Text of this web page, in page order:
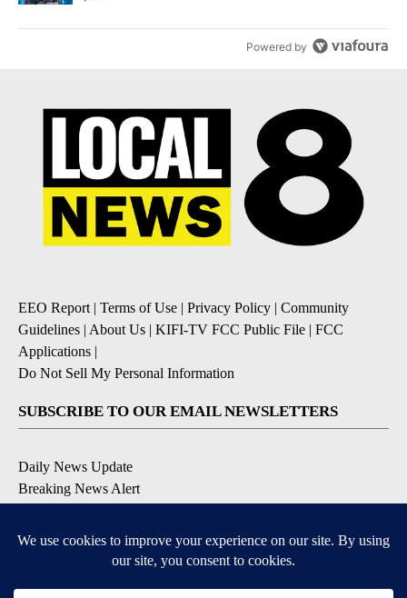
Powered by
EEO Report | Terms of Use | Privacy Policy | Community
Guidelines | About Us | KIFI-TV FCC Public File | FCC
Applications |
Do Not Sell My Personal Information
SUBSCRIBE TO OUR EMAIL NEWSLETTERS
Daily News Update
Breaking News Alert
Severe Weather Alert
Contests and Promotions
DOWNLOAD OUR APPS